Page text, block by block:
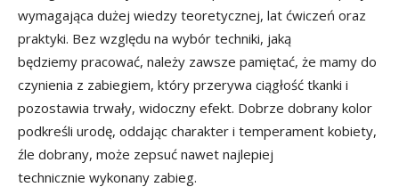
wymagająca dużej wiedzy teoretycznej, lat ćwiczeń oraz
praktyki. Bez względu na wybór techniki, jaką
będziemy pracować, należy zawsze pamiętać, że mamy do
czynienia z zabiegiem, który przerywa ciągłość tkanki i
pozostawia trwały, widoczny efekt. Dobrze dobrany kolor
podkreśli urodę, oddając charakter i temperament kobiety,
źle dobrany, może zepsuć nawet najlepiej
technicznie wykonany zabieg.